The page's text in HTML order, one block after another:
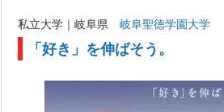
私立大学｜岐阜県 岐阜聖徳学園大学
「好き」を伸ばそう。